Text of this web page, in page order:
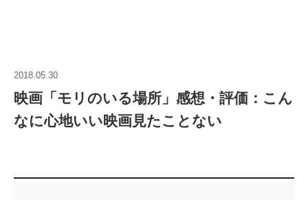
2018.05.30
映画「モリのいる場所」感想・評価：こん
なに心地いい映画見たことない